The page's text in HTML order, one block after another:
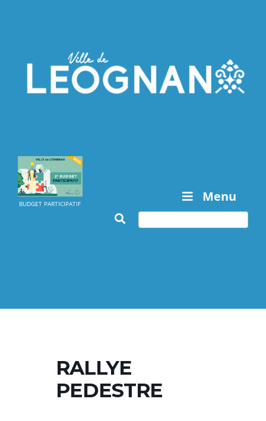
BUDGET PARTICIPATIF Menu
RALLYE
PEDESTRE